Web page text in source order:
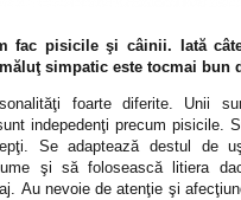
fac pisicile şi câinii. Iată
simpatic este tocmai bun
foarte diferite. Unii
indepedenţi precum pisicile.
Se adaptează destul de
şi să folosească litiera
Au nevoie de atenţie şi